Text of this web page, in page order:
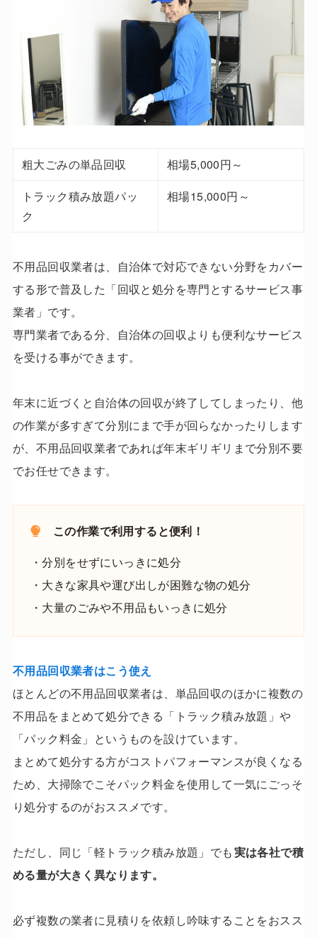
粗大ごみの単品回収
相場5,000円～
トラック積み放題パッ
ク
相場15,000円～
不用品回収業者は、自治体で対応できない分野をカバー
する形で普及した「回収と処分を専門とするサービス事
業者」です。
専門業者である分、自治体の回収よりも便利なサービス
を受ける事ができます。
年末に近づくと自治体の回収が終了してしまったり、他
の作業が多すぎて分別にまで手が回らなかったりします
が、不用品回収業者であれば年末ギリギリまで分別不要
でお任せできます。
この作業で利用すると便利！
・分別をせずにいっきに処分
・大きな家具や運び出しが困難な物の処分
・大量のごみや不用品もいっきに処分
不用品回収業者はこう使え
ほとんどの不用品回収業者は、単品回収のほかに複数の
不用品をまとめて処分できる「トラック積み放題」や
「パック料金」というものを設けています。
まとめて処分する方がコストパフォーマンスが良くなる
ため、大掃除でこそパック料金を使用して一気にごっそ
り処分するのがおススメです。
ただし、同じ「軽トラック積み放題」でも実は各社で積
める量が大きく異なります。
必ず複数の業者に見積りを依頼し吟味することをおスス